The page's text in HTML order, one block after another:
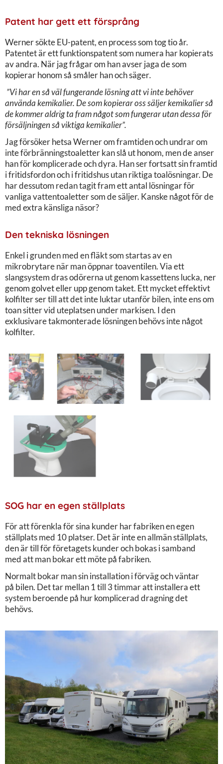
Patent har gett ett försprång
Werner sökte EU-patent, en process som tog tio år.
Patentet är ett funktionspatent som numera har kopierats
av andra. När jag frågar om han avser jaga de som
kopierar honom så småler han och säger.
”Vi har en så väl fungerande lösning att vi inte behöver
använda kemikalier. De som kopierar oss säljer kemikalier så
de kommer aldrig ta fram något som fungerar utan dessa för
försäljningen så viktiga kemikalier”.
Jag försöker hetsa Werner om framtiden och undrar om
inte förbränningstoaletter kan slå ut honom, men de anser
han för komplicerade och dyra. Han ser fortsatt sin framtid
i fritidsfordon och i fritidshus utan riktiga toalösningar. De
har dessutom redan tagit fram ett antal lösningar för
vanliga vattentoaletter som de säljer. Kanske något för de
med extra känsliga näsor?
Den tekniska lösningen
Enkel i grunden med en fläkt som startas av en
mikrobrytare när man öppnar toaventilen. Via ett
slangsystem dras odörerna ut genom kassettens lucka, ner
genom golvet eller upp genom taket. Ett mycket effektivt
kolfilter ser till att det inte luktar utanför bilen, inte ens om
toan sitter vid uteplatsen under markisen. I den
exklusivare takmonterade lösningen behövs inte något
kolfilter.
SOG har en egen ställplats
För att förenkla för sina kunder har fabriken en egen
ställplats med 10 platser. Det är inte en allmän ställplats,
den är till för företagets kunder och bokas i samband
med att man bokar ett möte på fabriken.
Normalt bokar man sin installation i förväg och väntar
på bilen. Det tar mellan 1 till 3 timmar att installera ett
system beroende på hur komplicerad dragning det
behövs.